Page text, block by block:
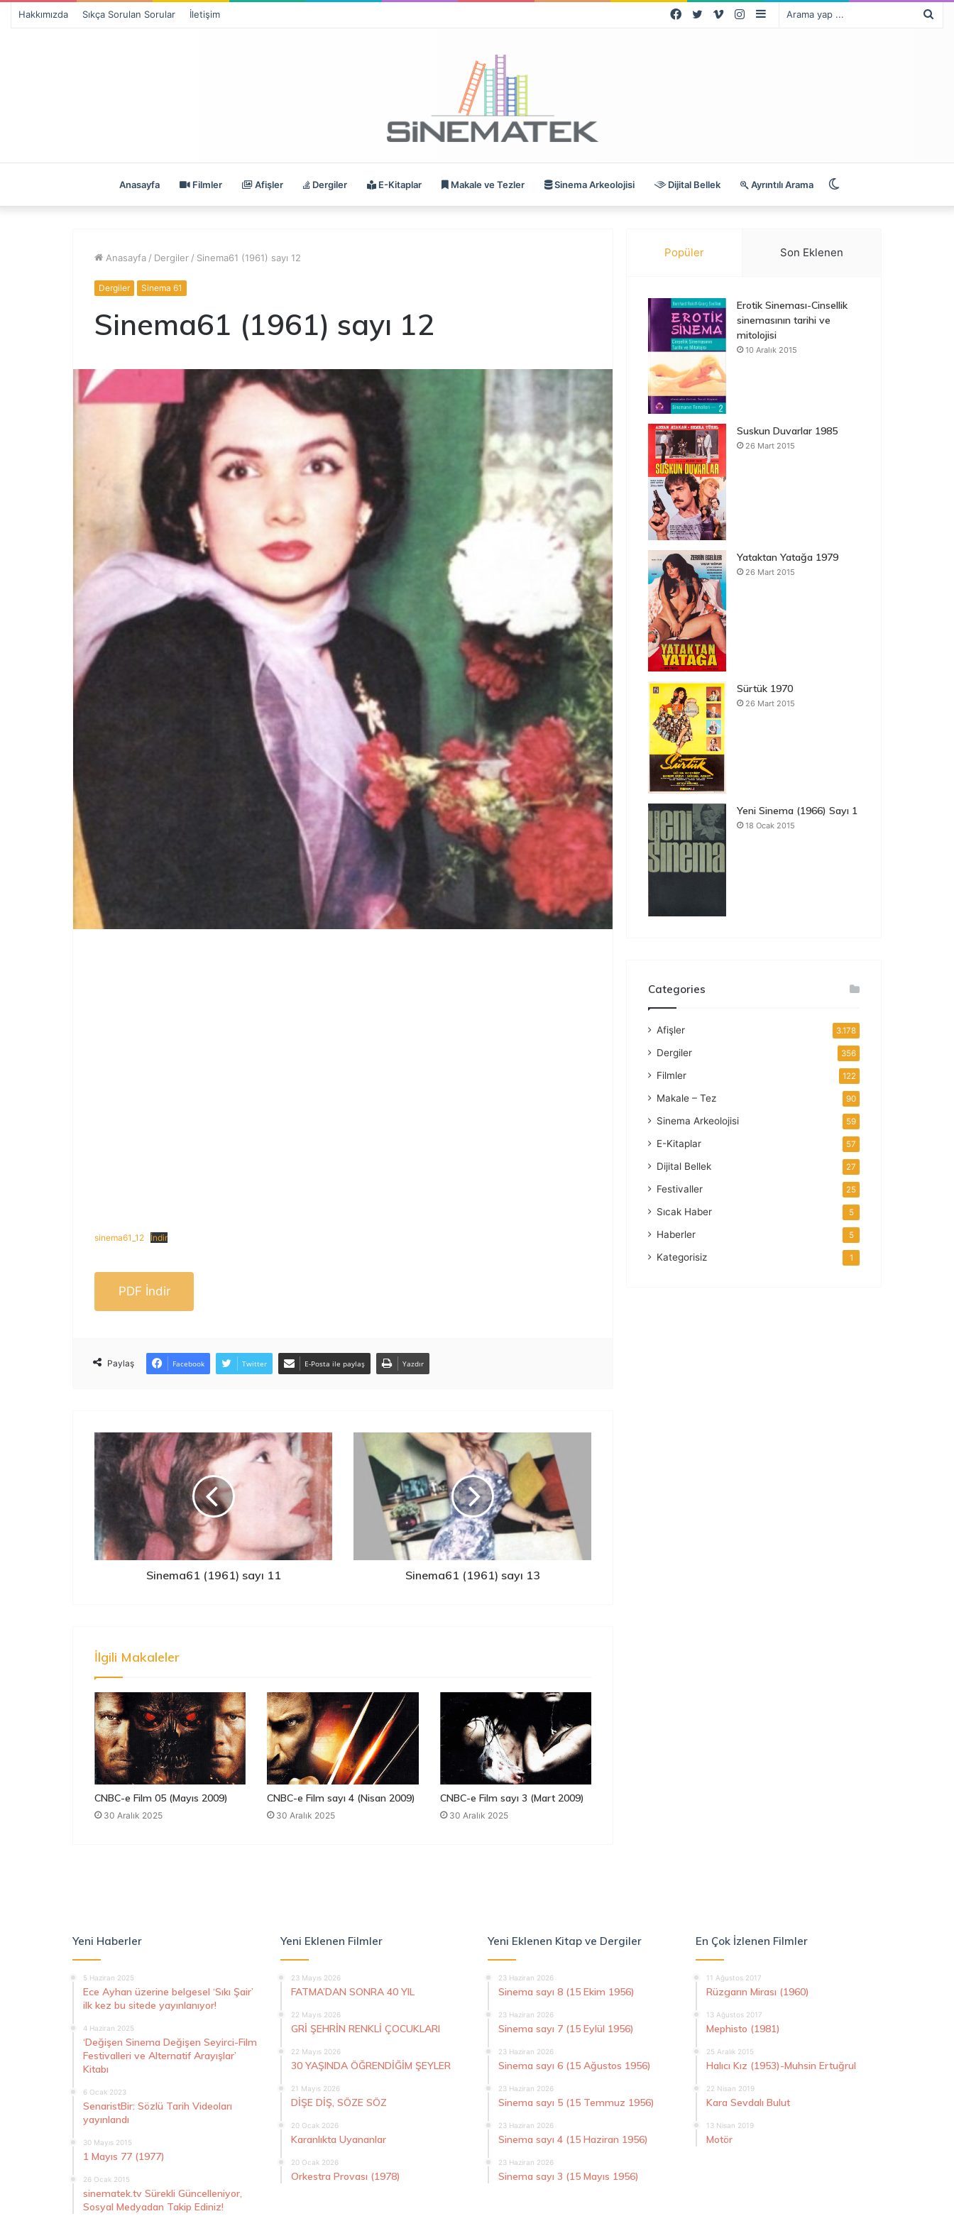
Hakkımızda Sıkça Sorulan Sorular İletişim
Kenar
Instagram
Vimeo
Twitter
Facebook
Anasayfa Filmler Afişler Dergiler E-Kitaplar Makale ve Tezler Sinema Arkeolojisi Dijital Bellek Ayrıntılı Arama
Anasayfa / Dergiler / Sinema61 (1961) sayı 12
Dergiler Sinema 61
Sinema61 (1961) sayı 12
sinema61_12 İndir
PDF İndir
Paylaş Facebook Twitter E-Posta ile paylaş Yazdır
Sinema61 (1961) sayı 11 Sinema61 (1961) sayı 13
İlgili Makaleler
CNBC-e Film 05 (Mayıs 2009)
30 Aralık 2025
CNBC-e Film sayı 4 (Nisan 2009)
30 Aralık 2025
CNBC-e Film sayı 3 (Mart 2009)
30 Aralık 2025
Popüler Son Eklenen
Erotik Sineması-Cinsellik
sinemasının tarihi ve
mitolojisi
10 Aralık 2015
Suskun Duvarlar 1985
26 Mart 2015
Yataktan Yatağa 1979
26 Mart 2015
Sürtük 1970
26 Mart 2015
Yeni Sinema (1966) Sayı 1
18 Ocak 2015
Categories
Afişler 3.178
Dergiler 356
Filmler 122
Makale – Tez 90
Sinema Arkeolojisi 59
E-Kitaplar 57
Dijital Bellek 27
Festivaller 25
Sıcak Haber 5
Haberler 5
Kategorisiz 1
Yeni Haberler
5 Haziran 2025
Ece Ayhan üzerine belgesel ‘Sıkı Şair’
ilk kez bu sitede yayınlanıyor!
4 Haziran 2025
‘Değişen Sinema Değişen Seyirci-Film
Festivalleri ve Alternatif Arayışlar’
Kitabı
6 Ocak 2023
SenaristBir: Sözlü Tarih Videoları
yayınlandı
30 Mayıs 2015
1 Mayıs 77 (1977)
26 Ocak 2015
sinematek.tv Sürekli Güncelleniyor,
Sosyal Medyadan Takip Ediniz!
Yeni Eklenen Filmler
23 Mayıs 2026
FATMA’DAN SONRA 40 YIL
22 Mayıs 2026
GRİ ŞEHRİN RENKLİ ÇOCUKLARI
22 Mayıs 2026
30 YAŞINDA ÖĞRENDİĞİM ŞEYLER
21 Mayıs 2026
DİŞE DİŞ, SÖZE SÖZ
20 Ocak 2026
Karanlıkta Uyananlar
20 Ocak 2026
Orkestra Provası (1978)
Yeni Eklenen Kitap ve Dergiler
23 Haziran 2026
Sinema sayı 8 (15 Ekim 1956)
23 Haziran 2026
Sinema sayı 7 (15 Eylül 1956)
23 Haziran 2026
Sinema sayı 6 (15 Ağustos 1956)
23 Haziran 2026
Sinema sayı 5 (15 Temmuz 1956)
23 Haziran 2026
Sinema sayı 4 (15 Haziran 1956)
23 Haziran 2026
Sinema sayı 3 (15 Mayıs 1956)
En Çok İzlenen Filmler
11 Ağustos 2017
Rüzgarın Mirası (1960)
13 Ağustos 2017
Mephisto (1981)
25 Aralık 2015
Halıcı Kız (1953)-Muhsin Ertuğrul
22 Nisan 2019
Kara Sevdalı Bulut
13 Nisan 2019
Motör